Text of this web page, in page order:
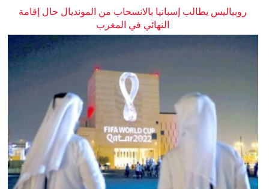
روبياليس يطالب إسبانيا بالانسحاب من المونديال حال إقامة
النهائي في المغرب